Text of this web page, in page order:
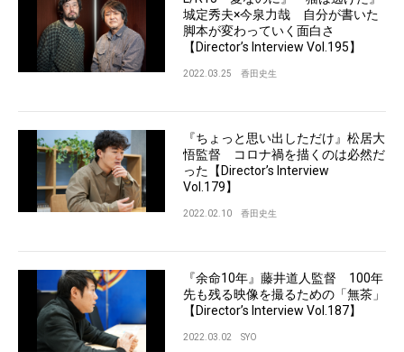
城定秀夫×今泉力哉 自分が書いた
脚本が変わっていく面白さ
【Director’s Interview Vol.195】
2022.03.25 香田史生
『ちょっと思い出しただけ』松居大
悟監督 コロナ禍を描くのは必然だ
った【Director’s Interview
Vol.179】
2022.02.10 香田史生
『余命10年』藤井道人監督 100年
先も残る映像を撮るための「無茶」
【Director’s Interview Vol.187】
2022.03.02 SYO